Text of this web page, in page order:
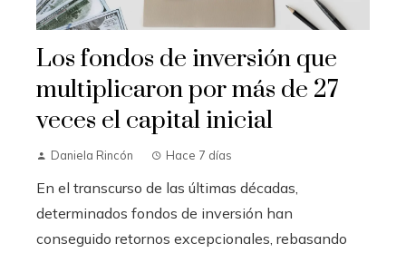
Los fondos de inversión que
multiplicaron por más de 27
veces el capital inicial
Daniela Rincón Hace 7 días
En el transcurso de las últimas décadas,
determinados fondos de inversión han
conseguido retornos excepcionales, rebasando